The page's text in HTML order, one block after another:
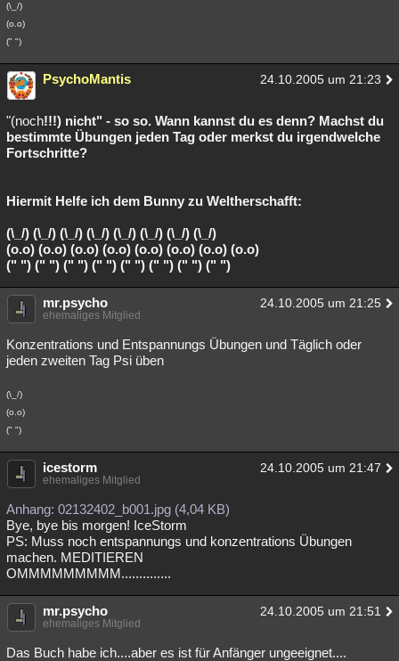
(\_/)
(o.o)
(" ")
PsychoMantis 24.10.2005 um 21:23
"(noch!!!) nicht" - so so. Wann kannst du es denn? Machst du
bestimmte Übungen jeden Tag oder merkst du irgendwelche
Fortschritte?
Hiermit Helfe ich dem Bunny zu Weltherschafft:
(\_/) (\_/) (\_/) (\_/) (\_/) (\_/) (\_/) (\_/)
(o.o) (o.o) (o.o) (o.o) (o.o) (o.o) (o.o) (o.o)
(" ") (" ") (" ") (" ") (" ") (" ") (" ") (" ")
mr.psycho 24.10.2005 um 21:25
ehemaliges Mitglied
Konzentrations und Entspannungs Übungen und Täglich oder
jeden zweiten Tag Psi üben
(\_/)
(o.o)
(" ")
icestorm 24.10.2005 um 21:47
ehemaliges Mitglied
Anhang: 02132402_b001.jpg (4,04 KB)
Bye, bye bis morgen! IceStorm
PS: Muss noch entspannungs und konzentrations Übungen
machen. MEDITIEREN
OMMMMMMMMM..............
mr.psycho 24.10.2005 um 21:51
ehemaliges Mitglied
Das Buch habe ich....aber es ist für Anfänger ungeeignet....